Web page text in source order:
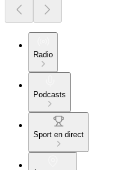
Radio
Podcasts
Sport en direct